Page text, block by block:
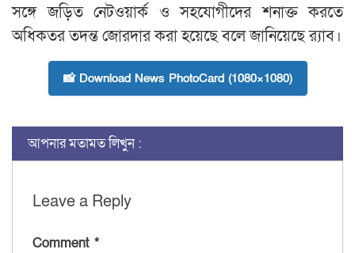
সঙ্গে জড়িত নেটওয়ার্ক ও সহযোগীদের শনাক্ত করতে
অধিকতর তদন্ত জোরদার করা হয়েছে বলে জানিয়েছে র‍্যাব।
📸 Download News PhotoCard (1080×1080)
আপনার মতামত লিখুন :
Leave a Reply
Comment *